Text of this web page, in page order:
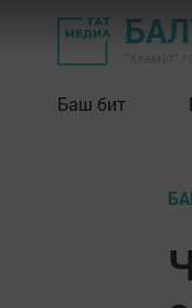
Баш бит